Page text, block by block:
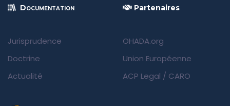
Documentation
Jurisprudence
Doctrine
Actualité
Partenaires
OHADA.org
Union Européenne
ACP Legal / CARO